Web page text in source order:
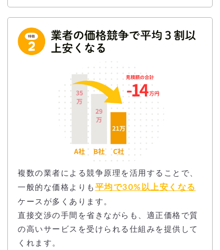
複数の業者による競争原理を活用することで、
一般的な価格よりも 平均で30%以上安くなる
ケースが多くあります。
直接交渉の手間を省きながらも、適正価格で質
の高いサービスを受けられる仕組みを提供して
くれます。